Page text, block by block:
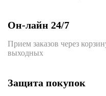
Он-лайн 24/7
Прием заказов через
выходных
Защита покупок